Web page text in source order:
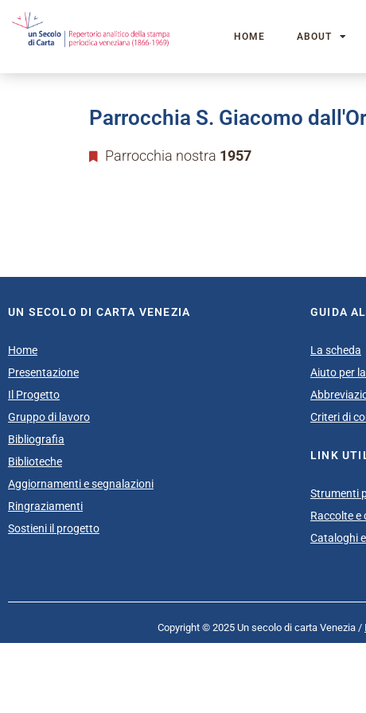
HOME ABOUT
Parrocchia S. Giacomo
Parrocchia nostra 1957
UN SECOLO DI CARTA VENEZIA
Home
Presentazione
Il Progetto
Gruppo di lavoro
Bibliografia
Biblioteche
Aggiornamenti e segnalazioni
Ringraziamenti
Sostieni il progetto
GUIDA
La scheda
Aiuto per
Criteri di
LINK
Strumenti
Raccolte e
Cataloghi
Copyright © 2025 Un secolo di carta Venezia /